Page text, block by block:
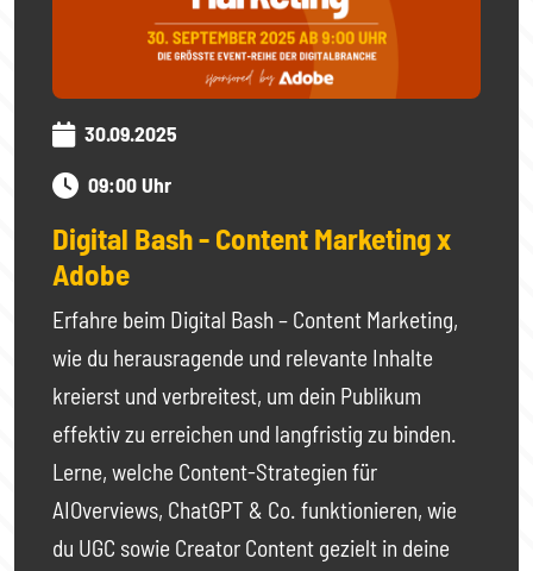
30.09.2025
09:00 Uhr
Digital Bash - Content Marketing x
Adobe
Erfahre beim Digital Bash – Content Marketing,
wie du herausragende und relevante Inhalte
kreierst und verbreitest, um dein Publikum
effektiv zu erreichen und langfristig zu binden.
Lerne, welche Content-Strategien für
AIOverviews, ChatGPT & Co. funktionieren, wie
du UGC sowie Creator Content gezielt in deine